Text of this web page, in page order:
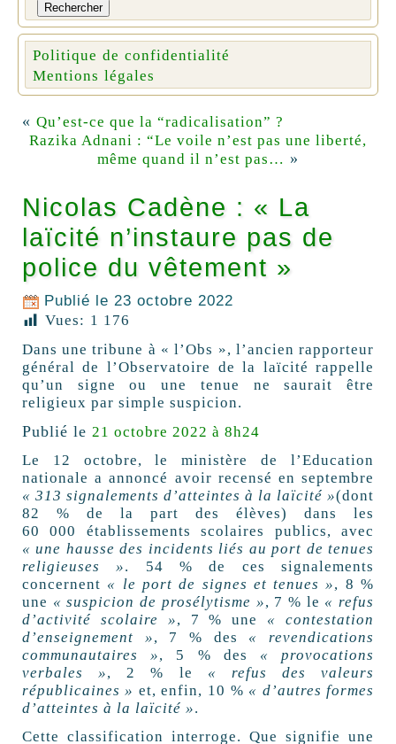
Rechercher
Politique de confidentialité
Mentions légales
« Qu’est-ce que la “radicalisation” ?
Razika Adnani : “Le voile n’est pas une liberté,
même quand il n’est pas… »
Nicolas Cadène : « La
laïcité n’instaure pas de
police du vêtement »
Publié le 23 octobre 2022
Vues: 1 176
Dans une tribune à « l’Obs », l’ancien rapporteur
général de l’Observatoire de la laïcité rappelle
qu’un signe ou une tenue ne saurait être
religieux par simple suspicion.
Publié le 21 octobre 2022 à 8h24
Le 12 octobre, le ministère de l’Education
nationale a annoncé avoir recensé en septembre
« 313 signalements d’atteintes à la laïcité »(dont
82 % de la part des élèves) dans les
60 000 établissements scolaires publics, avec
« une hausse des incidents liés au port de tenues
religieuses ». 54 % de ces signalements
concernent « le port de signes et tenues », 8 %
une « suspicion de prosélytisme », 7 % le « refus
d’activité scolaire », 7 % une « contestation
d’enseignement », 7 % des « revendications
communautaires », 5 % des « provocations
verbales », 2 % le « refus des valeurs
républicaines » et, enfin, 10 % « d’autres formes
d’atteintes à la laïcité ».
Cette classification interroge. Que signifie une